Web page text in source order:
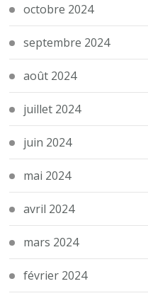
octobre 2024
septembre 2024
août 2024
juillet 2024
juin 2024
mai 2024
avril 2024
mars 2024
février 2024